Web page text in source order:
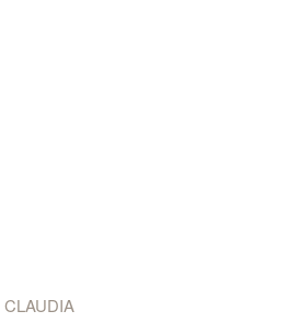
CLAUDIA